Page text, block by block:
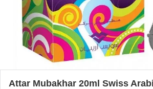
Attar Mubakhar 20ml Swiss